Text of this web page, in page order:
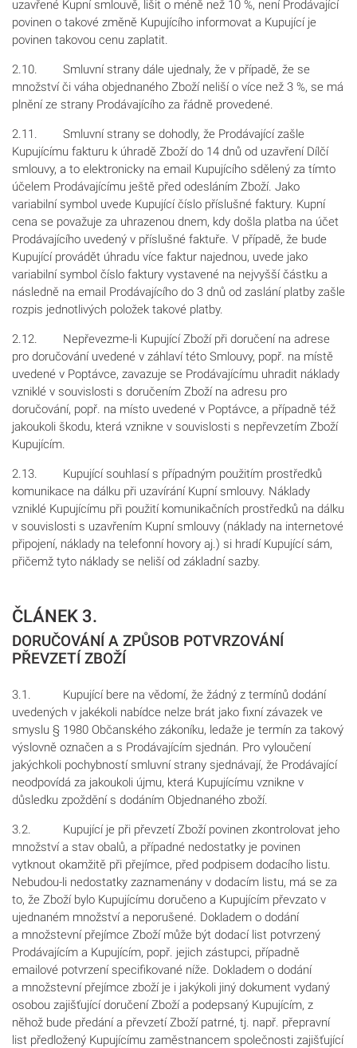
uzavřené Kupní smlouvě, lišit o méně než 10 %, není Prodávající
povinen o takové změně Kupujícího informovat a Kupující je
povinen takovou cenu zaplatit.
2.10. Smluvní strany dále ujednaly, že v případě, že se
množství či váha objednaného Zboží neliší o více než 3 %, se má
plnění ze strany Prodávajícího za řádně provedené.
2.11. Smluvní strany se dohodly, že Prodávající zašle
Kupujícímu fakturu k úhradě Zboží do 14 dnů od uzavření Dílčí
smlouvy, a to elektronicky na email Kupujícího sdělený za tímto
účelem Prodávajícímu ještě před odesláním Zboží. Jako
variabilní symbol uvede Kupující číslo příslušné faktury. Kupní
cena se považuje za uhrazenou dnem, kdy došla platba na účet
Prodávajícího uvedený v příslušné faktuře. V případě, že bude
Kupující provádět úhradu více faktur najednou, uvede jako
variabilní symbol číslo faktury vystavené na nejvyšší částku a
následně na email Prodávajícího do 3 dnů od zaslání platby zašle
rozpis jednotlivých položek takové platby.
2.12. Nepřevezme-li Kupující Zboží při doručení na adrese
pro doručování uvedené v záhlaví této Smlouvy, popř. na místě
uvedené v Poptávce, zavazuje se Prodávajícímu uhradit náklady
vzniklé v souvislosti s doručením Zboží na adresu pro
doručování, popř. na místo uvedené v Poptávce, a případně též
jakoukoli škodu, která vznikne v souvislosti s nepřevzetím Zboží
Kupujícím.
2.13. Kupující souhlasí s případným použitím prostředků
komunikace na dálku při uzavírání Kupní smlouvy. Náklady
vzniklé Kupujícímu při použití komunikačních prostředků na dálku
v souvislosti s uzavřením Kupní smlouvy (náklady na internetové
připojení, náklady na telefonní hovory aj.) si hradí Kupující sám,
přičemž tyto náklady se neliší od základní sazby.
ČLÁNEK 3.
DORUČOVÁNÍ A ZPŮSOB POTVRZOVÁNÍ
PŘEVZETÍ ZBOŽÍ
3.1. Kupující bere na vědomí, že žádný z termínů dodání
uvedených v jakékoli nabídce nelze brát jako fixní závazek ve
smyslu § 1980 Občanského zákoníku, ledaže je termín za takový
výslovně označen a s Prodávajícím sjednán. Pro vyloučení
jakýchkoli pochybností smluvní strany sjednávají, že Prodávající
neodpovídá za jakoukoli újmu, která Kupujícímu vznikne v
důsledku zpoždění s dodáním Objednaného zboží.
3.2. Kupující je při převzetí Zboží povinen zkontrolovat jeho
množství a stav obalů, a případné nedostatky je povinen
vytknout okamžitě při přejímce, před podpisem dodacího listu.
Nebudou-li nedostatky zaznamenány v dodacím listu, má se za
to, že Zboží bylo Kupujícímu doručeno a Kupujícím převzato v
ujednaném množství a neporušené. Dokladem o dodání
a množstevní přejímce Zboží může být dodací list potvrzený
Prodávajícím a Kupujícím, popř. jejich zástupci, případně
emailové potvrzení specifikované níže. Dokladem o dodání
a množstevní přejímce zboží je i jakýkoli jiný dokument vydaný
osobou zajišťující doručení Zboží a podepsaný Kupujícím, z
něhož bude předání a převzetí Zboží patrné, tj. např. přepravní
list předložený Kupujícímu zaměstnancem společnosti zajišťující